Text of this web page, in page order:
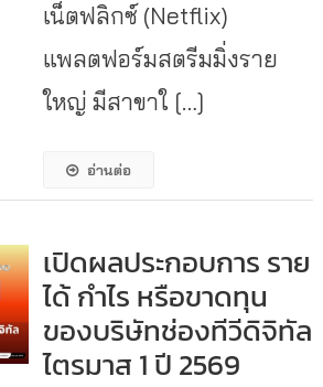
เน็ตฟลิกซ์​ (Netflix)
แพลตฟอร์มสตรีมมิ่งราย
ใหญ่ มีสาขาใ […]
อ่านต่อ
เปิดผลประกอบการ ราย
ได้ กำไร หรือขาดทุน
ของบริษัทช่องทีวีดิจิทัล
ไตรมาส 1 ปี 2569